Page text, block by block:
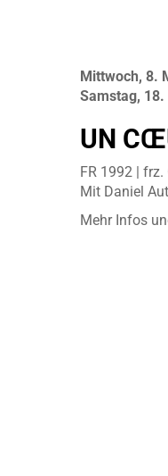
Mittwoch, 8.
Samstag,
UN
FR 1992 |
Mit Daniel
Mehr Infos